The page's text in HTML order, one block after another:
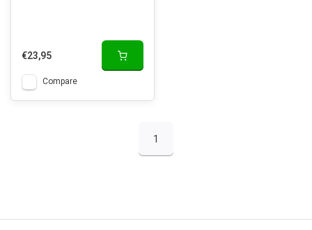
€23,95
Compare
1